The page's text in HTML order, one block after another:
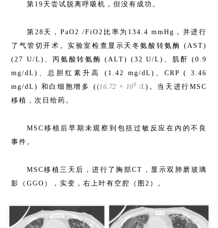
第19天尝试脱离呼吸机，但没有成功。
第28天，PaO2 /FiO2比率为134.4 mmHg，并进行
了气管切开术。实验室检查显示天冬氨酸转氨酶 (AST)
(27 U/L)、丙氨酸转氨酶 (ALT) (32 U/L)、肌酐 (0.9
mg/dL)、总胆红素升高 (1.42 mg/dL)、CRP ( 3.46
mg/dL) 和白细胞增多 ((16.72 × 109 /L)。当天进行MSC
移植，次日给药。
MSC移植后早期未观察到包括过敏反应在内的不良
事件。
MSC移植三天后，进行了胸部CT，显示双肺磨玻璃
影（GGO），实变，右上叶有空腔（图2）。